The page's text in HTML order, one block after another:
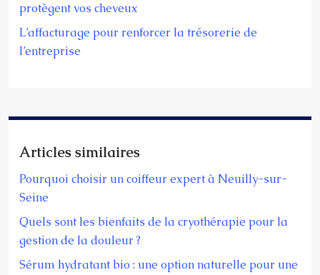
protègent vos cheveux
L’affacturage pour renforcer la trésorerie de
l’entreprise
Articles similaires
Pourquoi choisir un coiffeur expert à Neuilly-sur-
Seine
Quels sont les bienfaits de la cryothérapie pour la
gestion de la douleur ?
Sérum hydratant bio : une option naturelle pour une